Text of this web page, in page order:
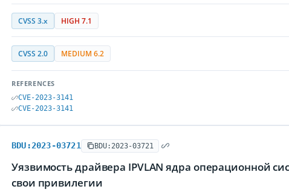
CVSS 3.x HIGH 7.1
CVSS 2.0 MEDIUM 6.2
REFERENCES
CVE-2023-3141
CVE-2023-3141
BDU:2023-03721 BDU:2023-03721
Уязвимость драйвера IPVLAN ядра операционной
свои привилегии